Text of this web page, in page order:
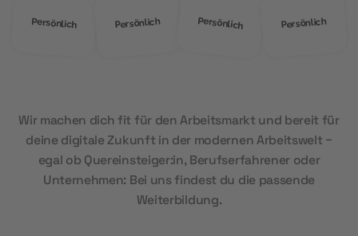
Persönlich Persönlich Persönlich Persönlich
Wir machen dich fit für den Arbeitsmarkt und bereit für
deine digitale Zukunft in der modernen Arbeitswelt –
egal ob Quereinsteiger:in, Berufserfahrener oder
Unternehmen: Bei uns findest du die passende
Weiterbildung.